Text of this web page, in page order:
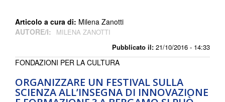
Pubblicato il: 21/10/2016 - 14:33
Articolo a cura di: Milena Zanotti
AUTORE/I:
MILENA ZANOTTI
ORGANIZZARE UN FESTIVAL SULLA
SCIENZA ALL’INSEGNA DI INNOVAZIONE
FONDAZIONI PER LA CULTURA